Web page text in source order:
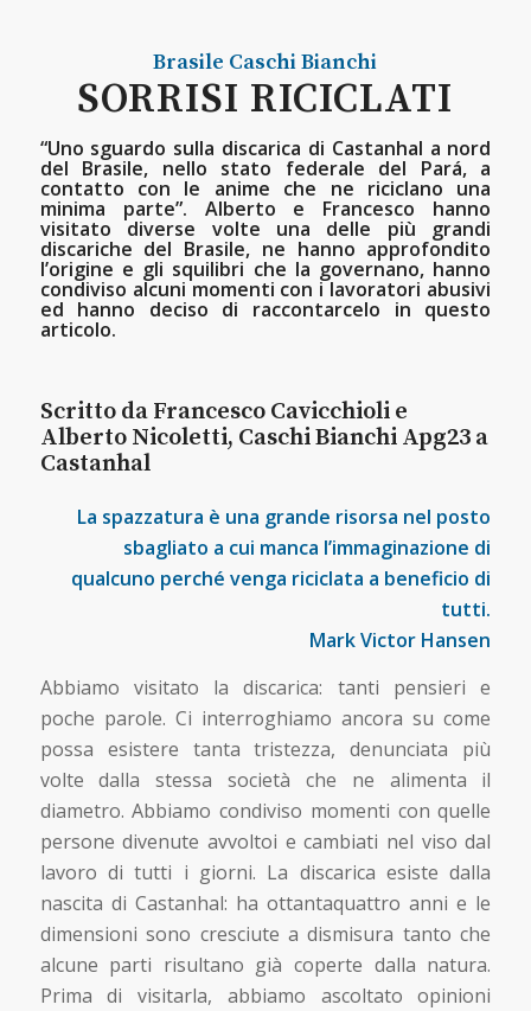
Brasile Caschi Bianchi
SORRISI RICICLATI
“Uno sguardo sulla discarica di Castanhal a nord
del Brasile, nello stato federale del Pará, a
contatto con le anime che ne riciclano una
minima parte”. Alberto e Francesco hanno
visitato diverse volte una delle più grandi
discariche del Brasile, ne hanno approfondito
l’origine e gli squilibri che la governano, hanno
condiviso alcuni momenti con i lavoratori abusivi
ed hanno deciso di raccontarcelo in questo
articolo.
Scritto da Francesco Cavicchioli e
Alberto Nicoletti, Caschi Bianchi Apg23 a
Castanhal
La spazzatura è una grande risorsa nel posto
sbagliato a cui manca l’immaginazione di
qualcuno perché venga riciclata a beneficio di
tutti.
Mark Victor Hansen
Abbiamo visitato la discarica: tanti pensieri e
poche parole. Ci interroghiamo ancora su come
possa esistere tanta tristezza, denunciata più
volte dalla stessa società che ne alimenta il
diametro. Abbiamo condiviso momenti con quelle
persone divenute avvoltoi e cambiati nel viso dal
lavoro di tutti i giorni. La discarica esiste dalla
nascita di Castanhal: ha ottantaquattro anni e le
dimensioni sono cresciute a dismisura tanto che
alcune parti risultano già coperte dalla natura.
Prima di visitarla, abbiamo ascoltato opinioni